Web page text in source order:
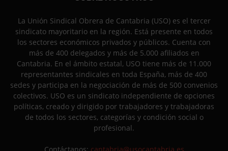
La Unión Sindical Obrera de Cantabria (USO) es el tercer
sindicato mayoritario en la región. Está presente en todos
los sectores económicos privados y públicos. Cuenta con
más de 400 delegados y más de 5.000 afiliados en
Cantabria. En el ámbito estatal, USO tiene más de 11.000
representantes sindicales en toda España, más de 400
sedes y participa en la negociación de más de 500 convenios
colectivos. USO es un sindicato independiente de opciones
políticas, creado y dirigido por trabajadores y trabajadoras
de todos los sectores, categorías y condición social o
profesional.